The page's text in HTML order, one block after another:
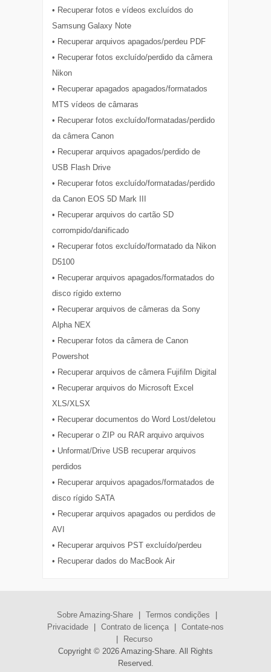
• Recuperar fotos e vídeos excluídos do
Samsung Galaxy Note
• Recuperar arquivos apagados/perdeu PDF
• Recuperar fotos excluído/perdido da câmera
Nikon
• Recuperar apagados apagados/formatados
MTS vídeos de câmaras
• Recuperar fotos excluído/formatadas/perdido
da câmera Canon
• Recuperar arquivos apagados/perdido de
USB Flash Drive
• Recuperar fotos excluído/formatadas/perdido
da Canon EOS 5D Mark III
• Recuperar arquivos do cartão SD
corrompido/danificado
• Recuperar fotos excluído/formatado da Nikon
D5100
• Recuperar arquivos apagados/formatados do
disco rígido externo
• Recuperar arquivos de câmeras da Sony
Alpha NEX
• Recuperar fotos da câmera de Canon
Powershot
• Recuperar arquivos de câmera Fujifilm Digital
• Recuperar arquivos do Microsoft Excel
XLS/XLSX
• Recuperar documentos do Word Lost/deletou
• Recuperar o ZIP ou RAR arquivo arquivos
• Unformat/Drive USB recuperar arquivos
perdidos
• Recuperar arquivos apagados/formatados de
disco rígido SATA
• Recuperar arquivos apagados ou perdidos de
AVI
• Recuperar arquivos PST excluído/perdeu
• Recuperar dados do MacBook Air
Sobre Amazing-Share Termos condições
Privacidade
Contrato de licença
Contate-nos
Recurso
Copyright © 2026 Amazing-Share. All Rights
Reserved.